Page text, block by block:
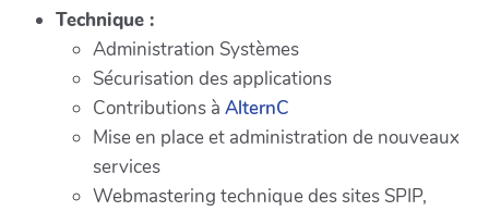
Technique :
Administration Systèmes
Sécurisation des applications
Contributions à AlternC
Mise en place et administration de nouveaux
services
Webmastering technique des sites SPIP,